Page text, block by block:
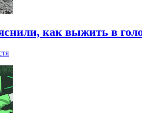
как выжить в